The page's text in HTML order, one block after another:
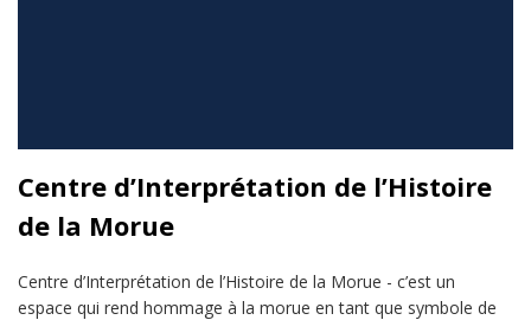
Centre d’Interprétation de l’Histoire
de la Morue
Centre d’Interprétation de l’Histoire de la Morue - c’est un
espace qui rend hommage à la morue en tant que symbole de